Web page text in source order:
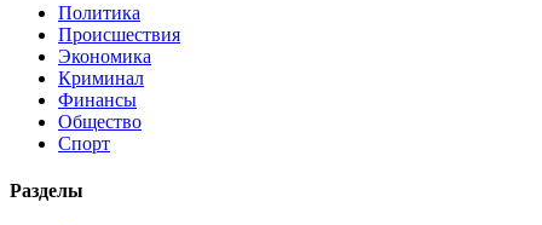
Политика
Происшествия
Экономика
Криминал
Финансы
Общество
Спорт
Разделы